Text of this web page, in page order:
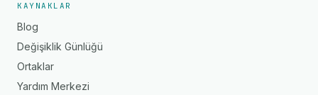
KAYNAKLAR
Blog
Değişiklik Günlüğü
Ortaklar
Yardım Merkezi